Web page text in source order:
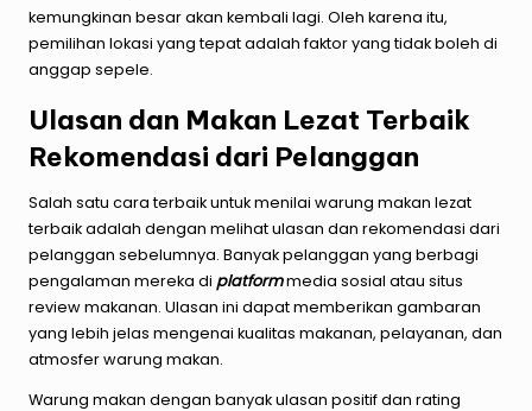
kemungkinan besar akan kembali lagi. Oleh karena itu,
pemilihan lokasi yang tepat adalah faktor yang tidak boleh di
anggap sepele.
Ulasan dan Makan Lezat Terbaik
Rekomendasi dari Pelanggan
Salah satu cara terbaik untuk menilai warung makan lezat
terbaik adalah dengan melihat ulasan dan rekomendasi dari
pelanggan sebelumnya. Banyak pelanggan yang berbagi
pengalaman mereka di platformmedia sosial atau situs
review makanan. Ulasan ini dapat memberikan gambaran
yang lebih jelas mengenai kualitas makanan, pelayanan, dan
atmosfer warung makan.
Warung makan dengan banyak ulasan positif dan rating